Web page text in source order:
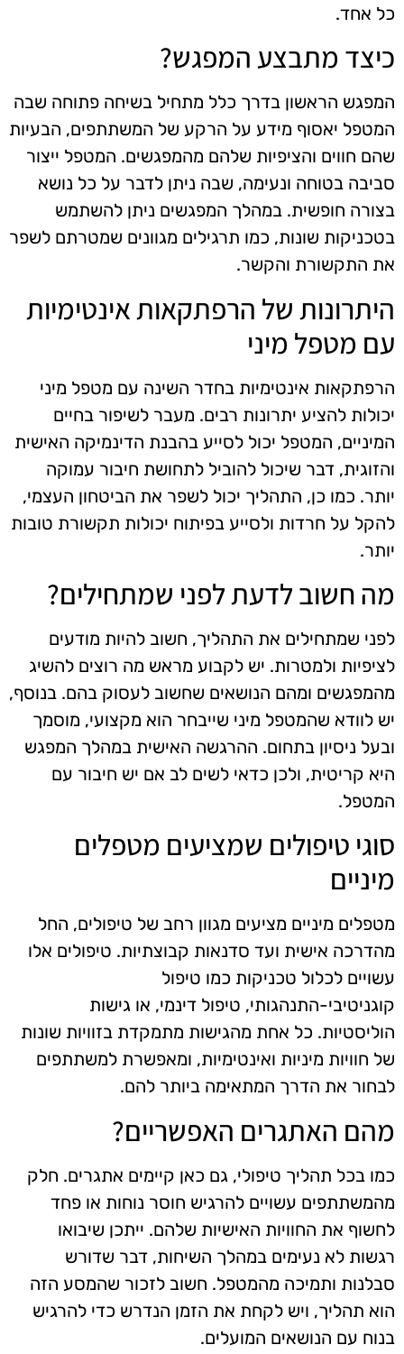
כל אחד.
כיצד מתבצע המפגש?
המפגש הראשון בדרך כלל מתחיל בשיחה פתוחה שבה
המטפל יאסוף מידע על הרקע של המשתתפים, הבעיות
שהם חווים והציפיות שלהם מהמפגשים. המטפל ייצור
סביבה בטוחה ונעימה, שבה ניתן לדבר על כל נושא
בצורה חופשית. במהלך המפגשים ניתן להשתמש
בטכניקות שונות, כמו תרגילים מגוונים שמטרתם לשפר
את התקשורת והקשר.
היתרונות של הרפתקאות אינטימיות
עם מטפל מיני
הרפתקאות אינטימיות בחדר השינה עם מטפל מיני
יכולות להציע יתרונות רבים. מעבר לשיפור בחיים
המיניים, המטפל יכול לסייע בהבנת הדינמיקה האישית
והזוגית, דבר שיכול להוביל לתחושת חיבור עמוקה
יותר. כמו כן, התהליך יכול לשפר את הביטחון העצמי,
להקל על חרדות ולסייע בפיתוח יכולות תקשורת טובות
יותר.
מה חשוב לדעת לפני שמתחילים?
לפני שמתחילים את התהליך, חשוב להיות מודעים
לציפיות ולמטרות. יש לקבוע מראש מה רוצים להשיג
מהמפגשים ומהם הנושאים שחשוב לעסוק בהם. בנוסף,
יש לוודא שהמטפל מיני שייבחר הוא מקצועי, מוסמך
ובעל ניסיון בתחום. ההרגשה האישית במהלך המפגש
היא קריטית, ולכן כדאי לשים לב אם יש חיבור עם
המטפל.
סוגי טיפולים שמציעים מטפלים
מיניים
מטפלים מיניים מציעים מגוון רחב של טיפולים, החל
מהדרכה אישית ועד סדנאות קבוצתיות. טיפולים אלו
עשויים לכלול טכניקות כמו טיפול
קוגניטיבי-התנהגותי, טיפול דינמי, או גישות
הוליסטיות. כל אחת מהגישות מתמקדת בזוויות שונות
של חוויות מיניות ואינטימיות, ומאפשרת למשתתפים
לבחור את הדרך המתאימה ביותר להם.
מהם האתגרים האפשריים?
כמו בכל תהליך טיפולי, גם כאן קיימים אתגרים. חלק
מהמשתתפים עשויים להרגיש חוסר נוחות או פחד
לחשוף את החוויות האישיות שלהם. ייתכן שיבואו
רגשות לא נעימים במהלך השיחות, דבר שדורש
סבלנות ותמיכה מהמטפל. חשוב לזכור שהמסע הזה
הוא תהליך, ויש לקחת את הזמן הנדרש כדי להרגיש
בנוח עם הנושאים המועלים.